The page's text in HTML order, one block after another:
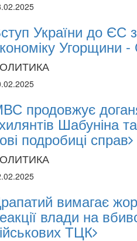
лякає
мобілізації
України до ЄС
Угорщини
продовжує
Шабуніна
подробиці справ
вимагає
влади на
ТЦК